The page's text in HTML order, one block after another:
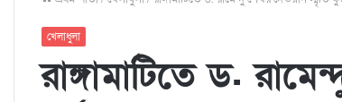
খেলাধুলা
রাঙ্গামাটিতে ড.